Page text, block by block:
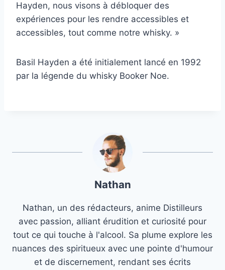
Hayden, nous visons à débloquer des
expériences pour les rendre accessibles et
accessibles, tout comme notre whisky. »
Basil Hayden a été initialement lancé en 1992
par la légende du whisky Booker Noe.
Nathan
Nathan, un des rédacteurs, anime Distilleurs
avec passion, alliant érudition et curiosité pour
tout ce qui touche à l'alcool. Sa plume explore les
nuances des spiritueux avec une pointe d'humour
et de discernement, rendant ses écrits